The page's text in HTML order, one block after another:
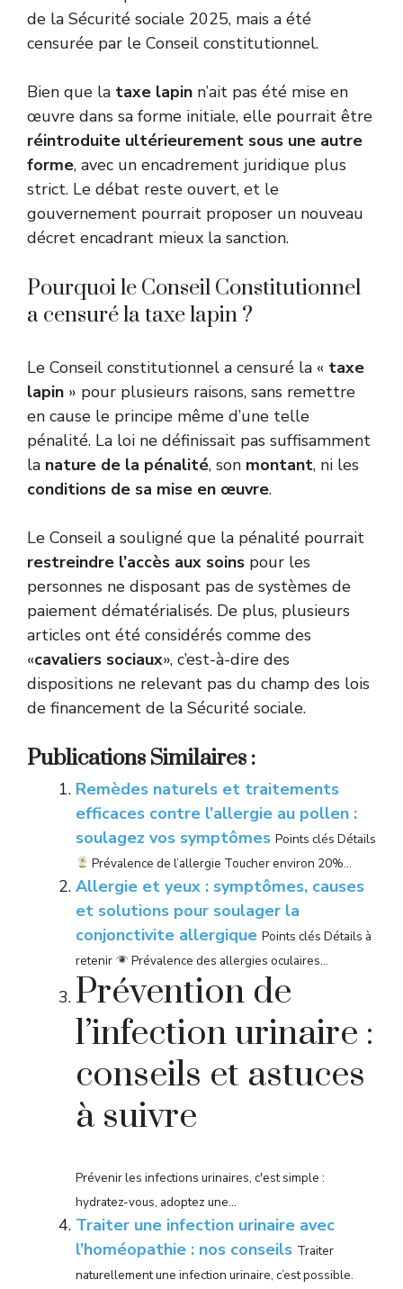
de la Sécurité sociale 2025, mais a été
censurée par le Conseil constitutionnel.
Bien que la taxe lapin n’ait pas été mise en
œuvre dans sa forme initiale, elle pourrait être
réintroduite ultérieurement sous une autre
forme, avec un encadrement juridique plus
strict. Le débat reste ouvert, et le
gouvernement pourrait proposer un nouveau
décret encadrant mieux la sanction.
Pourquoi le Conseil Constitutionnel
a censuré la taxe lapin ?
Le Conseil constitutionnel a censuré la « taxe
lapin » pour plusieurs raisons, sans remettre
en cause le principe même d’une telle
pénalité. La loi ne définissait pas suffisamment
la nature de la pénalité, son montant, ni les
conditions de sa mise en œuvre.
Le Conseil a souligné que la pénalité pourrait
restreindre l’accès aux soins pour les
personnes ne disposant pas de systèmes de
paiement dématérialisés. De plus, plusieurs
articles ont été considérés comme des
«cavaliers sociaux», c’est-à-dire des
dispositions ne relevant pas du champ des lois
de financement de la Sécurité sociale.
Publications Similaires :
Remèdes naturels et traitements
efficaces contre l’allergie au pollen :
soulagez vos symptômes Points clés Détails
Prévalence de l’allergie Toucher environ 20%...
Allergie et yeux : symptômes, causes
et solutions pour soulager la
conjonctivite allergique Points clés Détails à
retenir
Prévalence des allergies oculaires...
Prévention de
l’infection urinaire :
conseils et astuces
à suivre
Prévenir les infections urinaires, c'est simple :
hydratez-vous, adoptez une...
Traiter une infection urinaire avec
l’homéopathie : nos conseils Traiter
naturellement une infection urinaire, c’est possible.